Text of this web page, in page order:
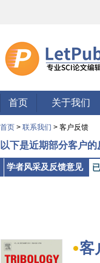
首页 关于我们
首页 > 联系我们 > 客户反馈
以下是近期部分客户的
学者风采及反馈意见
客